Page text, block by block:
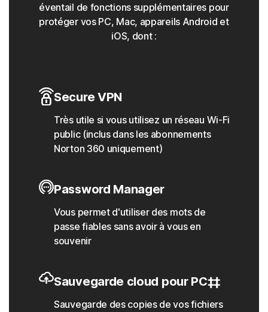
éventail de fonctions supplémentaires pour
protéger vos PC, Mac, appareils Android et
iOS, dont :
Secure VPN
Très utile si vous utilisez un réseau Wi-Fi
public (inclus dans les abonnements
Norton 360 uniquement)
Password Manager
Vous permet d'utiliser des mots de
passe fiables sans avoir à vous en
souvenir
Sauvegarde cloud pour PC‡‡
Sauvegarde des copies de vos fichiers